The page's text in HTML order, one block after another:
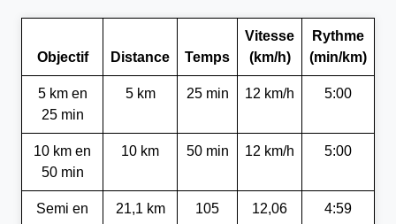
Objectif Distance Temps
Vitesse
(km/h)
Rythme
(min/km)
5 km en
25 min
5 km 25 min 12 km/h 5:00
10 km en
50 min
10 km 50 min 12 km/h 5:00
Semi en
21,1 km
105
12,06
4:59